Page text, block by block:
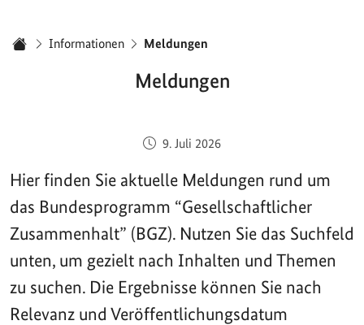
Informationen Meldungen
Meldungen
Veröffentlicht am:
9. Juli 2026
Hier finden Sie aktuelle Meldungen rund um
das Bundesprogramm “Gesellschaftlicher
Zusammenhalt” (BGZ). Nutzen Sie das Suchfeld
unten, um gezielt nach Inhalten und Themen
zu suchen. Die Ergebnisse können Sie nach
Relevanz und Veröffentlichungsdatum